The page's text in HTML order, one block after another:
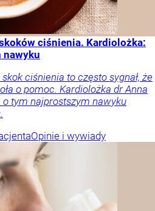
ciśnienia. Kardiolożka:
nawyku
skok ciśnienia to często sygnał, że
o pomoc. Kardiolożka dr Anna
tym najprostszym nawyku
Opinie i wywiady